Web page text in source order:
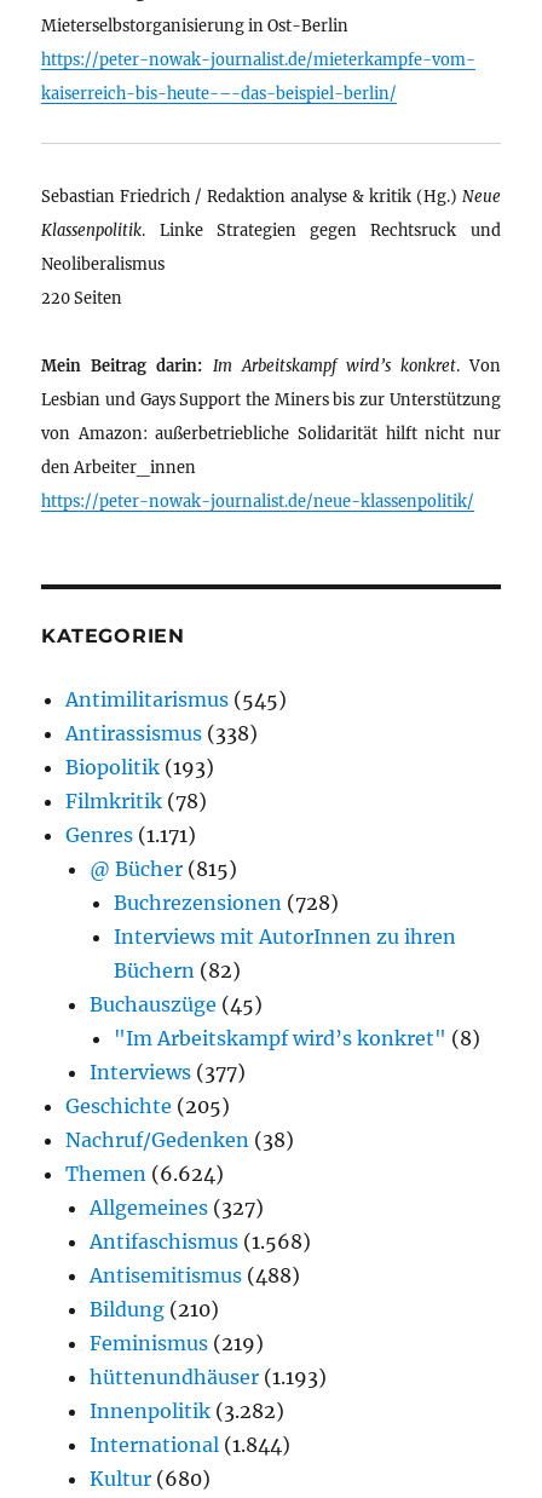
Mieterselbstorganisierung in Ost-Berlin
https://peter-nowak-journalist.de/mieterkampfe-vom-
kaiserreich-bis-heute-–-das-beispiel-berlin/
Sebastian Friedrich / Redaktion analyse & kritik (Hg.) Neue
Klassenpolitik. Linke Strategien gegen Rechtsruck und
Neoliberalismus
220 Seiten
Mein Beitrag darin: Im Arbeitskampf wird’s konkret. Von
Lesbian und Gays Support the Miners bis zur Unterstützung
von Amazon: außerbetriebliche Solidarität hilft nicht nur
den Arbeiter_innen
https://peter-nowak-journalist.de/neue-klassenpolitik/
KATEGORIEN
Antimilitarismus (545)
Antirassismus (338)
Biopolitik (193)
Filmkritik (78)
Genres (1.171)
@ Bücher (815)
Buchrezensionen (728)
Interviews mit AutorInnen zu ihren
Büchern (82)
Buchauszüge (45)
"Im Arbeitskampf wird’s konkret" (8)
Interviews (377)
Geschichte (205)
Nachruf/Gedenken (38)
Themen (6.624)
Allgemeines (327)
Antifaschismus (1.568)
Antisemitismus (488)
Bildung (210)
Feminismus (219)
hüttenundhäuser (1.193)
Innenpolitik (3.282)
International (1.844)
Kultur (680)